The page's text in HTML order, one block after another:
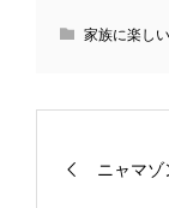
家族に楽し
ニャマゾ